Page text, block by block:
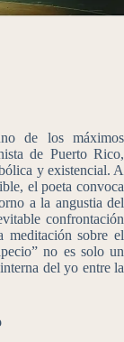
de los máximos
de Puerto Rico,
y existencial. A
el poeta convoca
a la angustia del
confrontación
meditación sobre el
no es solo un
del yo entre la